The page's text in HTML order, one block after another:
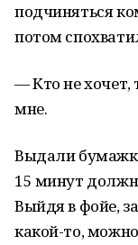
подчиняться
потом
— Кто не хочет,
мне.
Выдали
15 минут
Выйдя в фойе,
какой-то,